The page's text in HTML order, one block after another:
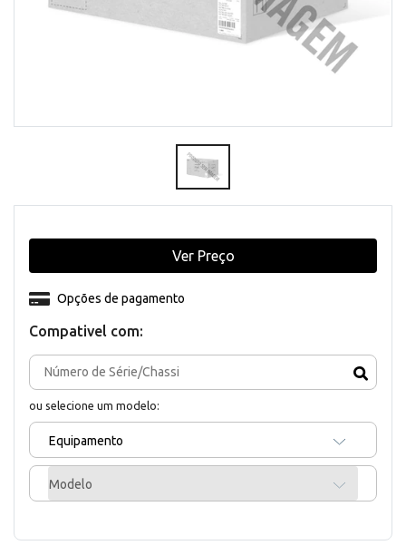
Compativel com:
ou selecione um modelo:
Equipamento
Modelo
Opções de pagamento
Ver Preço